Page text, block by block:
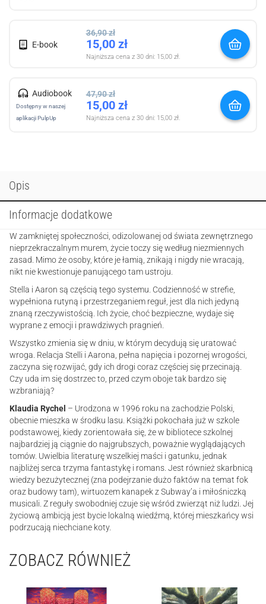
E-book
36,90zł
15,00 zł
Najniższa cena z 30 dni: 15,00 zł.
Audiobook
Dostępny w naszej
aplikacji PulpUp
47,90zł
15,00 zł
Najniższa cena z 30 dni: 15,00 zł.
Opis
Informacje dodatkowe
W zamkniętej społeczności, odizolowanej od świata zewnętrznego
nieprzekraczalnym murem, życie toczy się według niezmiennych
zasad. Mimo że osoby, które je łamią, znikają i nigdy nie wracają,
nikt nie kwestionuje panującego tam ustroju.
Stella i Aaron są częścią tego systemu. Codzienność w strefie,
wypełniona rutyną i przestrzeganiem reguł, jest dla nich jedyną
znaną rzeczywistością. Ich życie, choć bezpieczne, wydaje się
wyprane z emocji i prawdziwych pragnień.
Wszystko zmienia się w dniu, w którym decydują się uratować
wroga. Relacja Stelli i Aarona, pełna napięcia i pozornej wrogości,
zaczyna się rozwijać, gdy ich drogi coraz częściej się przecinają.
Czy uda im się dostrzec to, przed czym oboje tak bardzo się
wzbraniają?
Klaudia Rychel – Urodzona w 1996 roku na zachodzie Polski,
obecnie mieszka w środku lasu. Książki pokochała już w szkole
podstawowej, kiedy zorientowała się, że w bibliotece szkolnej
najbardziej ją ciągnie do najgrubszych, poważnie wyglądających
tomów. Uwielbia literaturę wszelkiej maści i gatunku, jednak
najbliżej serca trzyma fantastykę i romans. Jest również skarbnicą
wiedzy bezużytecznej (zna podejrzanie dużo faktów na temat fok
oraz budowy tam), wirtuozem kanapek z Subway’a i miłośniczką
musicali. Z reguły swobodniej czuje się wśród zwierząt niż ludzi. Jej
życiową ambicją jest bycie lokalną wiedźmą, której mieszkańcy wsi
podrzucają niechciane koty.
ZOBACZ RÓWNIEŻ